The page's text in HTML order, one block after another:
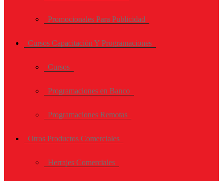
Promocionales Para Publicidad
Cursos Capacitación Y Programaciones
Cursos
Programaciones en Banco
Programaciones Remotas
Otros Productos Comerciales
Herrajes Comerciales